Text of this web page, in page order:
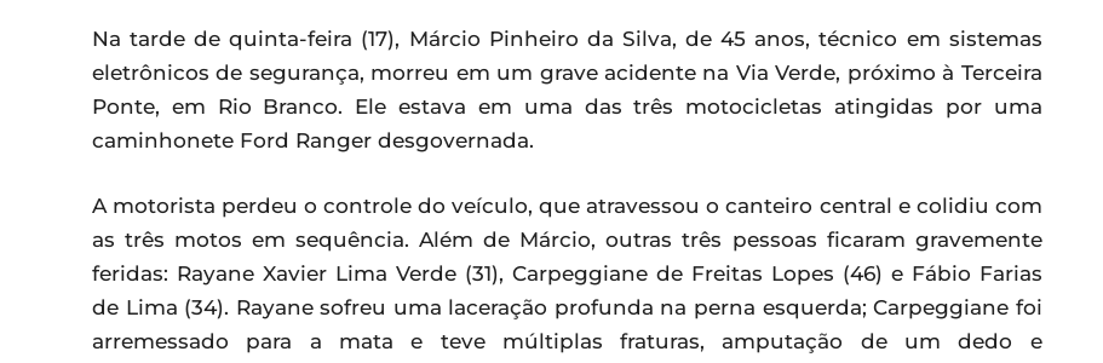
Na tarde de quinta-feira (17), Márcio Pinheiro da Silva, de 45 anos, técnico em sistemas
eletrônicos de segurança, morreu em um grave acidente na Via Verde, próximo à Terceira
Ponte, em Rio Branco. Ele estava em uma das três motocicletas atingidas por uma
caminhonete Ford Ranger desgovernada.
A motorista perdeu o controle do veículo, que atravessou o canteiro central e colidiu com
as três motos em sequência. Além de Márcio, outras três pessoas ficaram gravemente
feridas: Rayane Xavier Lima Verde (31), Carpeggiane de Freitas Lopes (46) e Fábio Farias
de Lima (34). Rayane sofreu uma laceração profunda na perna esquerda; Carpeggiane foi
arremessado para a mata e teve múltiplas fraturas, amputação de um dedo e